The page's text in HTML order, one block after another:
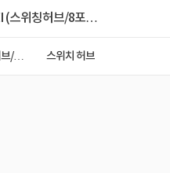
/랜
스위치 허브